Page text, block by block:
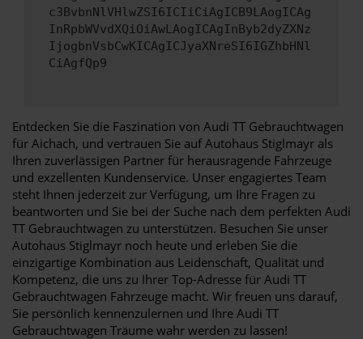
c3BvbnNlVHlwZSI6ICIiCiAgICB9LAogICAg
InRpbWVvdXQiOiAwLAogICAgInByb2dyZXNz
IjogbnVsbCwKICAgICJyaXNreSI6IGZhbHNl
CiAgfQp9
Entdecken Sie die Faszination von Audi TT Gebrauchtwagen
für Aichach, und vertrauen Sie auf Autohaus Stiglmayr als
Ihren zuverlässigen Partner für herausragende Fahrzeuge
und exzellenten Kundenservice. Unser engagiertes Team
steht Ihnen jederzeit zur Verfügung, um Ihre Fragen zu
beantworten und Sie bei der Suche nach dem perfekten Audi
TT Gebrauchtwagen zu unterstützen. Besuchen Sie unser
Autohaus Stiglmayr noch heute und erleben Sie die
einzigartige Kombination aus Leidenschaft, Qualität und
Kompetenz, die uns zu Ihrer Top-Adresse für Audi TT
Gebrauchtwagen Fahrzeuge macht. Wir freuen uns darauf,
Sie persönlich kennenzulernen und Ihre Audi TT
Gebrauchtwagen Träume wahr werden zu lassen!